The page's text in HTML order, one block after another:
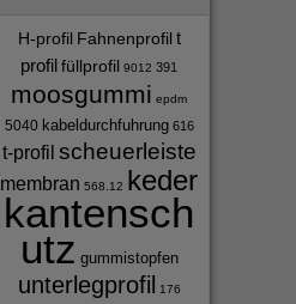
H-profil Fahnenprofil t
profilfüllprofil 9012 391
moosgummi epdm
5040 kabeldurchfuhrung 616
t-profil scheuerleiste
membran 568.12 keder
kantensch
utz gummistopfen
unterlegprofil 176